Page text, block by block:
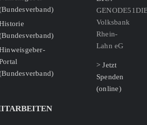
Volksbank
Rhein-
Lahn eG
> Jetzt
Spenden
(online)